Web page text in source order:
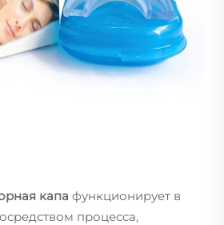
капа функционирует в
процесса,